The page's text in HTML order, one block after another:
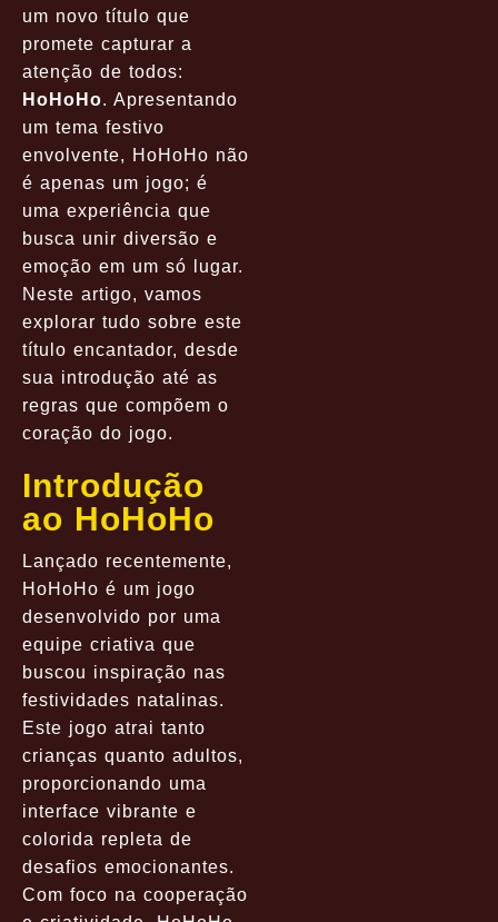
um novo título que
promete capturar a
atenção de todos:
HoHoHo. Apresentando
um tema festivo
envolvente, HoHoHo não
é apenas um jogo; é
uma experiência que
busca unir diversão e
emoção em um só lugar.
Neste artigo, vamos
explorar tudo sobre este
título encantador, desde
sua introdução até as
regras que compõem o
coração do jogo.
Introdução
ao HoHoHo
Lançado recentemente,
HoHoHo é um jogo
desenvolvido por uma
equipe criativa que
buscou inspiração nas
festividades natalinas.
Este jogo atrai tanto
crianças quanto adultos,
proporcionando uma
interface vibrante e
colorida repleta de
desafios emocionantes.
Com foco na cooperação